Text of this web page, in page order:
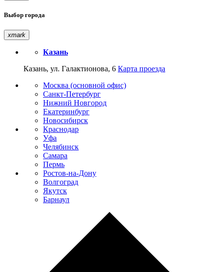
Выбор города
xmark
Казань
Казань, ул. Галактионова, 6 Карта проезда
Москва (основной офис)
Санкт-Петербург
Нижний Новгород
Екатеринбург
Новосибирск
Краснодар
Уфа
Челябинск
Самара
Пермь
Ростов-на-Дону
Волгоград
Якутск
Барнаул